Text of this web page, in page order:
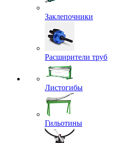
Заклепочники
Расширители труб
Листогибы
Гильотины